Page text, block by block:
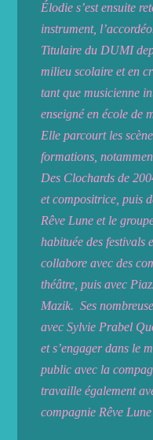
Élodie s’est ensuite
instrument,
Titulaire du DUMI
milieu scolaire et en
tant que musicienne
enseigné en école de
Elle parcourt les
formations,
Des Clochards de
et compositrice, puis
Rêve Lune et le
habituée des festivals
collabore avec des
théâtre, puis avec
Mazik. Ses
avec Sylvie Prabel
et s’engager dans le
public avec la
travaille également
compagnie Rêve